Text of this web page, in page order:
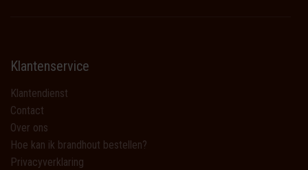
Klantenservice
Klantendienst
Contact
Over ons
Hoe kan ik brandhout bestellen?
Privacyverklaring